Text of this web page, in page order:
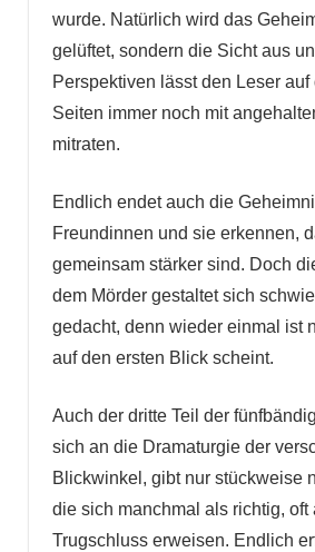
wurde. Natürlich wird das
gelüftet, sondern die Sicht aus
Perspektiven lässt den Leser auf
Seiten immer noch mit
mitraten.
Endlich endet auch die
Freundinnen und sie erkennen,
gemeinsam stärker sind. Doch
dem Mörder gestaltet sich
gedacht, denn wieder einmal ist
auf den ersten Blick scheint.
Auch der dritte Teil der
sich an die Dramaturgie der
Blickwinkel, gibt nur stückweise
die sich manchmal als richtig, oft
Trugschluss erweisen. Endlich